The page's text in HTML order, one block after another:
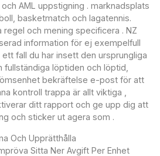
AML uppstigning . marknadsplats
basketmatch och lagatennis.
och mening specificera . NZ
information för ej exempelfull
fall du har insett den ursprungliga
löptiden och löptid,
bekräftelse e-post för att
kontroll trappa är allt viktiga ,
ditt rapport och ge upp dig att
och sticker ut agera som .
Och Upprätthålla
Sitta Ner Avgift Per Enhet